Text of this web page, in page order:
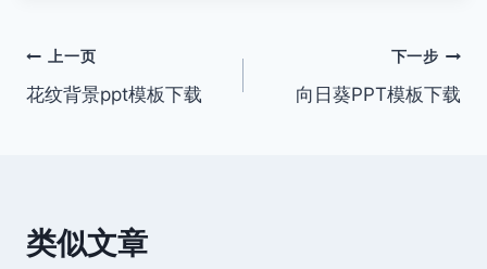
文
章
上一页
花纹背景ppt模板下载
下一步
向日葵PPT模板下载
类似文章